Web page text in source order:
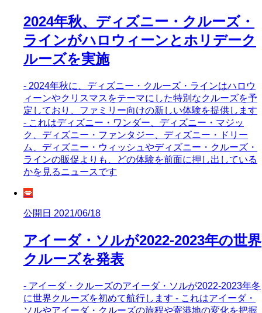
2024年秋、ディズニー・クルーズ・
ラインがハロウィーンとホリデーク
ルーズを実施
- 2024年秋に、ディズニー・クルーズ・ラインはハロウ
ィーンやクリスマスをテーマにした特別なクルーズを予
定しており、ファミリー向けの新しい体験を提供します
- これはディズニー・ワンダー、ディズニー・マジッ
ク、ディズニー・ファンタジー、ディズニー・ドリー
ム、ディズニー・ウィッシュやディズニー・クルーズ・
ラインの販促よりも、どの体験を前面に押し出している
かを見るニュースです
💋
公開日 2021/06/18
アイーダ・ソルが2022-2023年の世界
クルーズを発表
- アイーダ・クルーズのアイーダ・ソルが2022-2023年冬
に世界クルーズを初めて航行します - これはアイーダ・
ソルやアイーダ・クルーズの旅程や寄港地の変化を把握